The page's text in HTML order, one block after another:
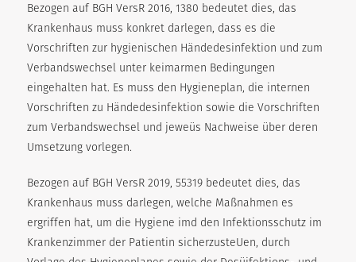
Bezogen auf BGH VersR 2016, 1380 bedeutet dies, das
Krankenhaus muss konkret darlegen, dass es die
Vorschriften zur hygienischen Händedesinfektion und zum
Verbandswechsel unter keimarmen Bedingungen
eingehalten hat. Es muss den Hygieneplan, die internen
Vorschriften zu Händedesinfektion sowie die Vorschriften
zum Verbandswechsel und jeweüs Nachweise über deren
Umsetzung vorlegen.
Bezogen auf BGH VersR 2019, 55319 bedeutet dies, das
Krankenhaus muss darlegen, welche Maßnahmen es
ergriffen hat, um die Hygiene imd den Infektionsschutz im
Krankenzimmer der Patientin sicherzusteUen, durch